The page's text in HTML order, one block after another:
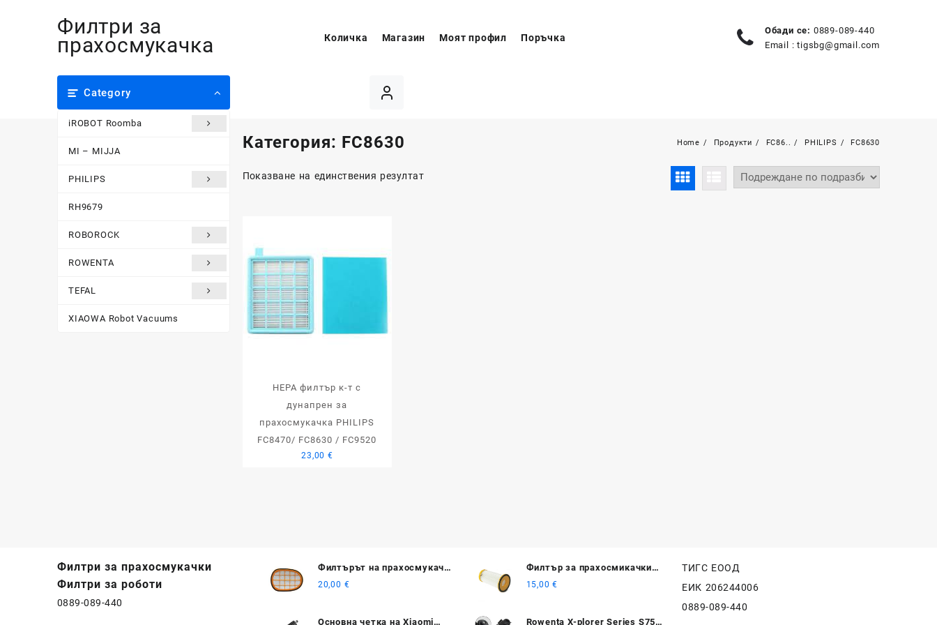
Филтри за
прахосмукачка Количка Магазин Моят профил Поръчка
Обади се: 0889-089-440
Email :tigsbg@gmail.com
Category
iROBOT Roomba
MI – MIJJA
PHILIPS
RH9679
ROBOROCK
ROWENTA
TEFAL
XIAOWA Robot Vacuums
Категория: FC8630 Home Продукти FC86.. PHILIPS FC8630
Показване на единствения резултат
HEPA филтър к-т с
дунапрен за
прахосмукачка PHILIPS
FC8470/ FC8630 / FC9520
23,00 €
Филтри за прахосмукачки
Филтри за роботи
0889-089-440
Филтърът на прахосмукачка
Philips SpeedPro Max
20,00 €
Основна четка на Xiaomi
Филтър за прахосмикачки
PHILIPS FC8250/ FC8254/
15,00€
Rowenta X-plorer Series S75s
ТИГС ЕООД
ЕИК 206244006
0889-089-440